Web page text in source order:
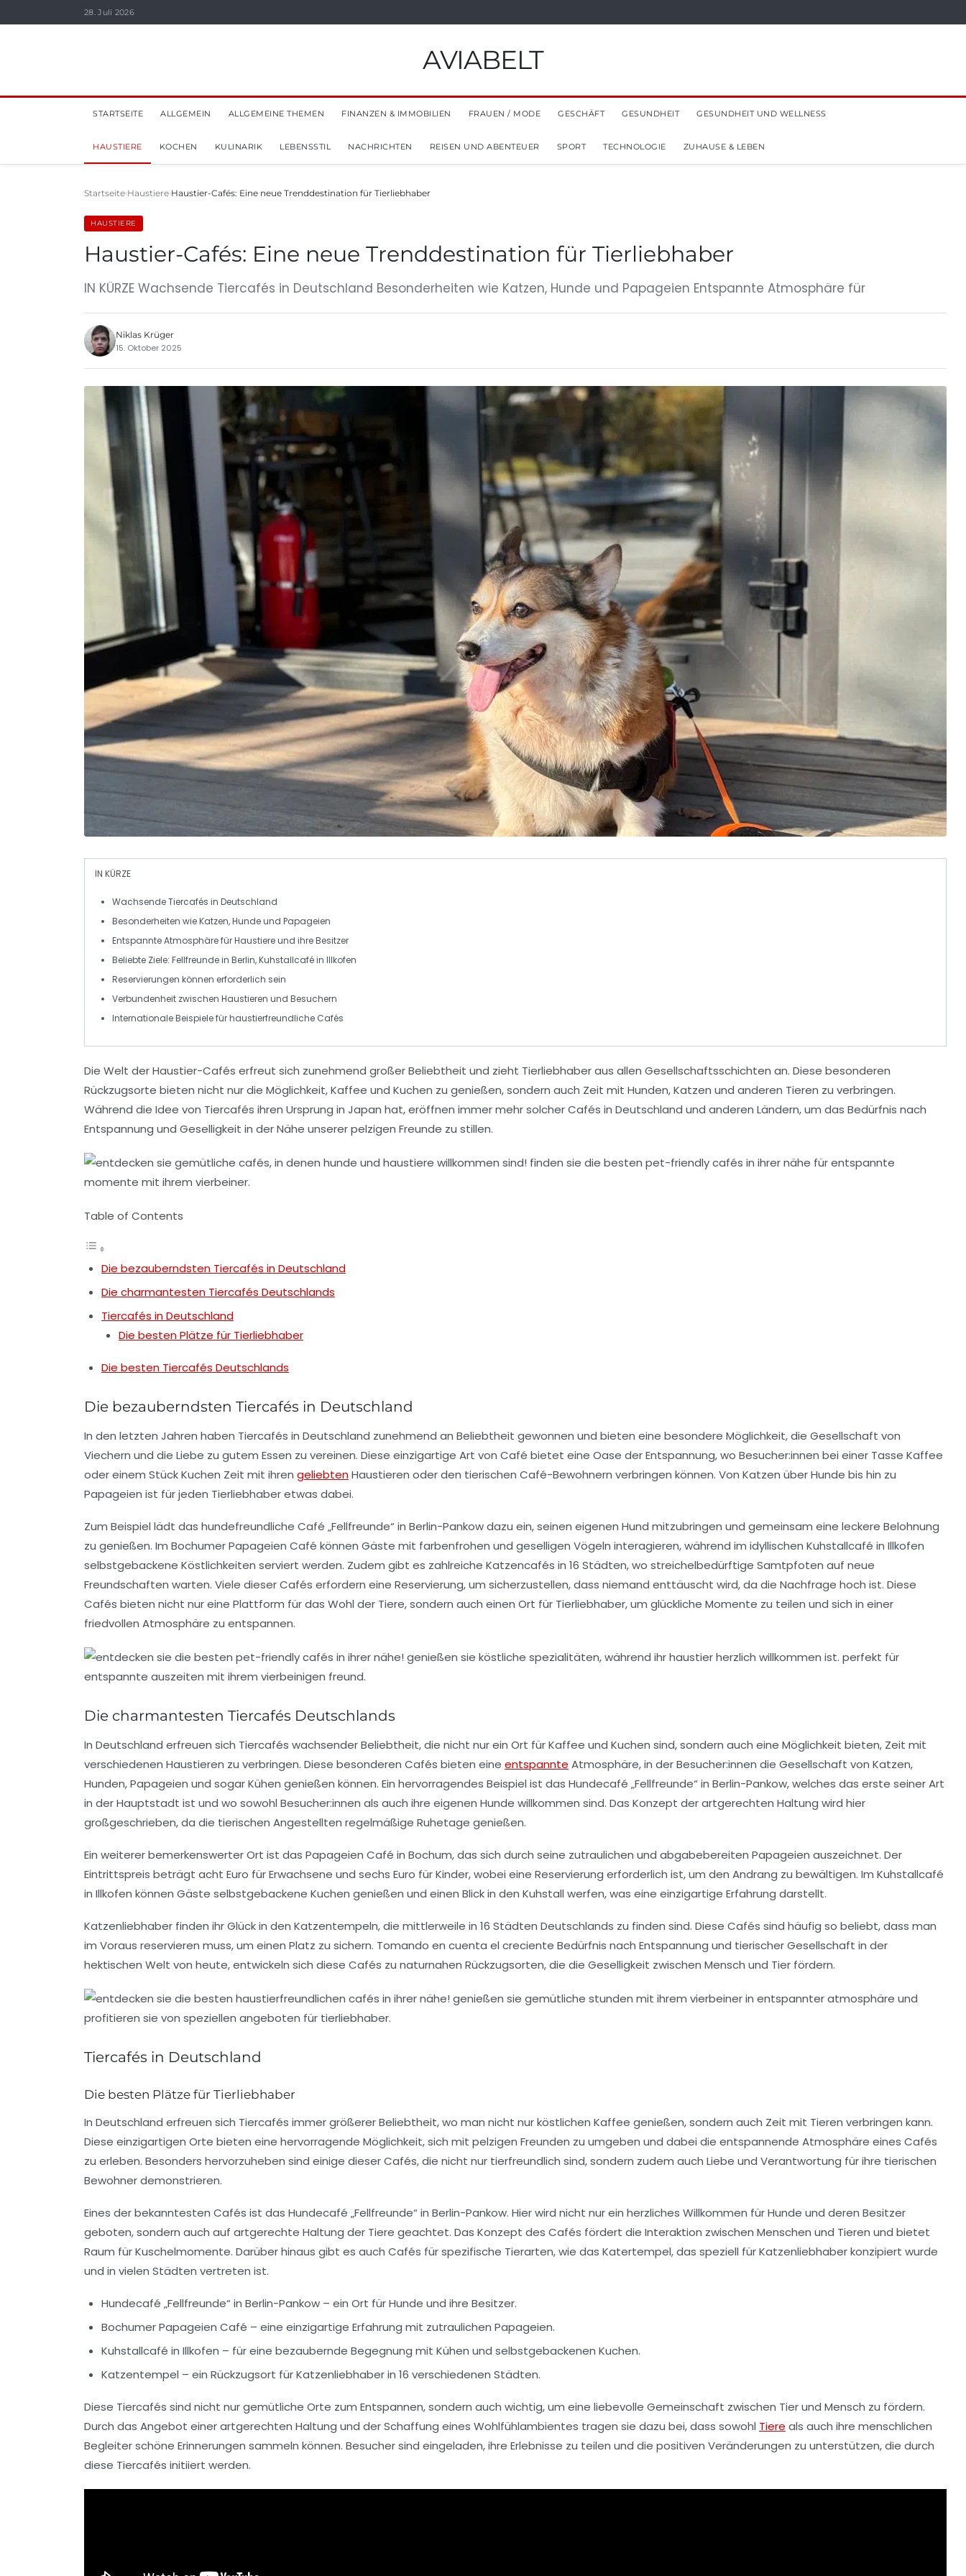
28. Juli 2026
AVIABELT
STARTSEITE ALLGEMEIN ALLGEMEINE THEMEN FINANZEN & IMMOBILIEN FRAUEN / MODE GESCHÄFT GESUNDHEIT GESUNDHEIT UND WELLNESS
HAUSTIERE KOCHEN KULINARIK LEBENSSTIL NACHRICHTEN REISEN UND ABENTEUER SPORT TECHNOLOGIE ZUHAUSE & LEBEN
Startseite Haustiere Haustier-Cafés: Eine neue Trenddestination für Tierliebhaber
HAUSTIERE
Haustier-Cafés: Eine neue Trenddestination für Tierliebhaber
IN KÜRZE Wachsende Tiercafés in Deutschland Besonderheiten wie Katzen, Hunde und Papageien Entspannte Atmosphäre für
Niklas Krüger
15. Oktober 2025
IN KÜRZE
WachsendeTiercafés in Deutschland
Besonderheiten wieKatzen,Hundeund Papageien
Entspannte Atmosphäre fürHaustiereund ihre Besitzer
Beliebte Ziele: Fellfreundein Berlin,Kuhstallcaféin Illkofen
Reservierungen können erforderlich sein
Verbundenheit zwischen Haustieren und Besuchern
Internationale Beispiele fürhaustierfreundliche Cafés
Die Welt derHaustier-Cafés erfreut sich zunehmend großer Beliebtheit und zieht Tierliebhaber aus allen Gesellschaftsschichten an. Diese besonderen
Rückzugsorte bieten nicht nur die Möglichkeit,Kaffee und Kuchen zu genießen, sondern auch Zeit mit Hunden,Katzen und anderen Tieren zu verbringen.
Während die Idee von Tiercafés ihren Ursprung in Japan hat, eröffnen immer mehr solcher Cafés in Deutschland und anderen Ländern, um das Bedürfnis nach
Entspannung und Geselligkeit in der Nähe unserer pelzigen Freunde zu stillen.
Table of Contents
Die bezauberndsten Tiercafés in Deutschland
Die charmantesten Tiercafés Deutschlands
Tiercafés in Deutschland
Die besten Plätze für Tierliebhaber
Die besten Tiercafés Deutschlands
Die bezauberndsten Tiercafés in Deutschland
In den letzten Jahren haben Tiercafés in Deutschland zunehmend an Beliebtheit gewonnen und bieten eine besondere Möglichkeit, die Gesellschaft von
Viechern und die Liebe zu gutem Essen zu vereinen. Diese einzigartige Art von Café bietet eine Oase der Entspannung, wo Besucher:innen bei einer Tasse Kaffee
oder einem Stück Kuchen Zeit mit ihren geliebtenHaustieren oder den tierischen Café-Bewohnern verbringen können. Von Katzen überHunde bis hin zu
Papageien ist für jeden Tierliebhaber etwas dabei.
Zum Beispiel lädt das hundefreundliche Café „Fellfreunde“ in Berlin-Pankow dazu ein, seinen eigenen Hund mitzubringen und gemeinsam eine leckere Belohnung
zu genießen. Im BochumerPapageien Café können Gäste mit farbenfrohen und geselligen Vögeln interagieren, während im idyllischen Kuhstallcafé in Illkofen
selbstgebackene Köstlichkeiten serviert werden. Zudem gibt es zahlreiche Katzencafés in 16 Städten, wo streichelbedürftige Samtpfoten auf neue
Freundschaften warten. Viele dieser Cafés erfordern eine Reservierung, um sicherzustellen, dass niemand enttäuscht wird, da die Nachfrage hoch ist. Diese
Cafés bieten nicht nur eine Plattform für das Wohl der Tiere, sondern auch einen Ort für Tierliebhaber, um glückliche Momente zu teilen und sich in einer
friedvollen Atmosphäre zu entspannen.
Die charmantesten Tiercafés Deutschlands
In Deutschland erfreuen sich Tiercafés wachsender Beliebtheit, die nicht nur ein Ort fürKaffee und Kuchen sind, sondern auch eine Möglichkeit bieten, Zeit mit
verschiedenen Haustieren zu verbringen. Diese besonderen Cafés bieten eine entspannte Atmosphäre, in der Besucher:innen die Gesellschaft von Katzen,
Hunden,Papageien und sogarKühen genießen können. Ein hervorragendes Beispiel ist das Hundecafé „Fellfreunde“ in Berlin-Pankow, welches das erste seiner Art
in der Hauptstadt ist und wo sowohl Besucher:innen als auch ihre eigenen Hunde willkommen sind. Das Konzept derartgerechten Haltung wird hier
großgeschrieben, da die tierischen Angestellten regelmäßige Ruhetage genießen.
Ein weiterer bemerkenswerter Ort ist das Papageien Café in Bochum, das sich durch seine zutraulichen und abgabebereiten Papageien auszeichnet. Der
Eintrittspreis beträgt acht Euro für Erwachsene und sechs Euro für Kinder, wobei eine Reservierung erforderlich ist, um den Andrang zu bewältigen. Im Kuhstallcafé
in Illkofen können Gäste selbstgebackene Kuchen genießen und einen Blick in den Kuhstall werfen, was eine einzigartige Erfahrung darstellt.
Katzenliebhaber finden ihr Glück in den Katzentempeln, die mittlerweile in 16 Städten Deutschlands zu finden sind. Diese Cafés sind häufig so beliebt, dass man
im Voraus reservieren muss, um einen Platz zu sichern. Tomando en cuenta el creciente Bedürfnis nach Entspannung und tierischer Gesellschaft in der
hektischen Welt von heute, entwickeln sich diese Cafés zu naturnahen Rückzugsorten, die die Geselligkeit zwischen Mensch und Tier fördern.
Tiercafés in Deutschland
Die besten Plätze für Tierliebhaber
In Deutschland erfreuen sich Tiercafés immer größerer Beliebtheit, wo man nicht nur köstlichen Kaffee genießen, sondern auch Zeit mit Tieren verbringen kann.
Diese einzigartigen Orte bieten eine hervorragende Möglichkeit, sich mit pelzigen Freunden zu umgeben und dabei die entspannende Atmosphäre eines Cafés
zu erleben. Besonders hervorzuheben sind einige dieser Cafés, die nicht nur tierfreundlich sind, sondern zudem auch Liebe und Verantwortung für ihre tierischen
Bewohner demonstrieren.
Eines der bekanntesten Cafés ist das Hundecafé „Fellfreunde“ in Berlin-Pankow. Hier wird nicht nur ein herzliches Willkommen für Hunde und deren Besitzer
geboten, sondern auch auf artgerechte Haltung der Tiere geachtet. Das Konzept des Cafés fördert die Interaktion zwischen Menschen und Tieren und bietet
Raum fürKuschelmomente. Darüber hinaus gibt es auch Cafés für spezifische Tierarten, wie das Katertempel, das speziell fürKatzenliebhaberkonzipiert wurde
und in vielen Städten vertreten ist.
Hundecafé „Fellfreunde“ in Berlin-Pankow – ein Ort für Hunde und ihre Besitzer.
Bochumer Papageien Café – eine einzigartige Erfahrung mit zutraulichen Papageien.
Kuhstallcafé in Illkofen – für eine bezaubernde Begegnung mit Kühen und selbstgebackenen Kuchen.
Katzentempel – ein Rückzugsort für Katzenliebhaber in 16 verschiedenen Städten.
Diese Tiercafés sind nicht nur gemütliche Orte zum Entspannen, sondern auch wichtig, um eine liebevolle Gemeinschaft zwischen Tier und Mensch zu fördern.
Durch das Angebot einerartgerechten Haltung und der Schaffung eines Wohlfühlambientes tragen sie dazu bei, dass sowohl Tiere als auch ihre menschlichen
Begleiter schöne Erinnerungen sammeln können. Besucher sind eingeladen, ihre Erlebnisse zu teilen und die positiven Veränderungen zu unterstützen, die durch
diese Tiercafés initiiert werden.